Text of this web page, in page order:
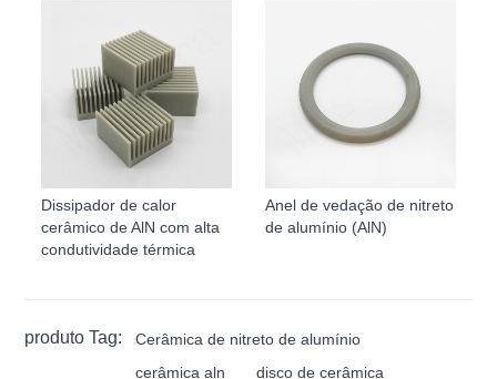
Dissipador de calor
cerâmico de AlN com alta
condutividade térmica
Anel de vedação de nitreto
de alumínio (AlN)
produto Tag:
Cerâmica de nitreto de alumínio
cerâmica aln
disco de cerâmica